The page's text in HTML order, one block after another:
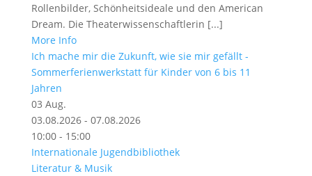
Rollenbilder, Schönheitsideale und den American
Dream. Die Theaterwissenschaftlerin [...]
More Info
Ich mache mir die Zukunft, wie sie mir gefällt -
Sommerferienwerkstatt für Kinder von 6 bis 11
Jahren
03 Aug.
03.08.2026 - 07.08.2026
10:00 - 15:00
Internationale Jugendbibliothek
Literatur & Musik